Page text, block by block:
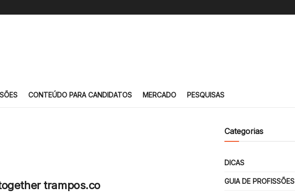
CONTEÚDO PARA CANDIDATOS MERCADO PESQUISAS
trampos.co
Categorias
DICAS
GUIA DE PROFISSÕES